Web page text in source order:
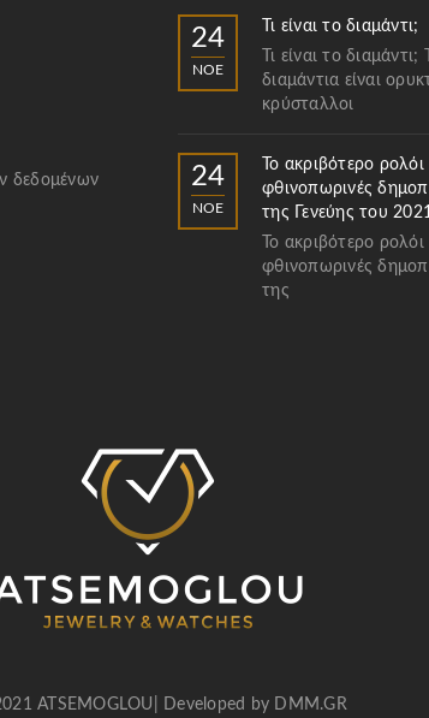
δεδομένων
24
ΝΟΈ
Τι είναι το διαμάντι;
Τι είναι το διαμάντι;
διαμάντια είναι
κρύσταλλοι
24
ΝΟΈ
Το ακριβότερο
φθινοπωρινές
της Γενεύης του
Το ακριβότερο
φθινοπωρινές
της
ATSEMOGLOU| Developed by DMM.GR